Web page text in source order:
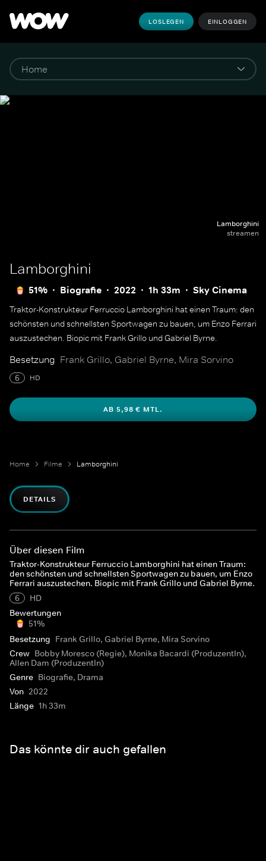
LOSLEGEN EINLOGGEN
Lamborghini
streamen
Lamborghini
51% Biografie 2022 1h 33m Sky Cinema
Traktor-Konstrukteur Ferruccio Lamborghini hat einen Traum: den
schönsten und schnellsten Sportwagen zu bauen, um Enzo Ferrari
auszustechen. Biopic mit Frank Grillo und Gabriel Byrne.
Besetzung Frank Grillo, Gabriel Byrne, Mira Sorvino
6 HD
AB 5,98 € MTL.
Home Filme Lamborghini
DETAILS
Über diesen Film
Traktor-Konstrukteur Ferruccio Lamborghini hat einen Traum:
den schönsten und schnellsten Sportwagen zu bauen, um Enzo
Ferrari auszustechen. Biopic mit Frank Grillo und Gabriel Byrne.
6
HD
Bewertungen
51%
Besetzung Frank Grillo, Gabriel Byrne, Mira Sorvino
Crew Bobby Moresco (Regie), Monika Bacardi (ProduzentIn),
Allen Dam (ProduzentIn)
Genre Biografie, Drama
Von 2022
Länge 1h 33m
Das könnte dir auch gefallen